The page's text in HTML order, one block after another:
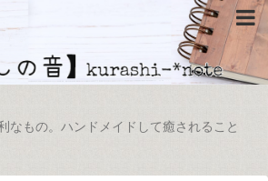
なもの。ハンドメイドして癒されること